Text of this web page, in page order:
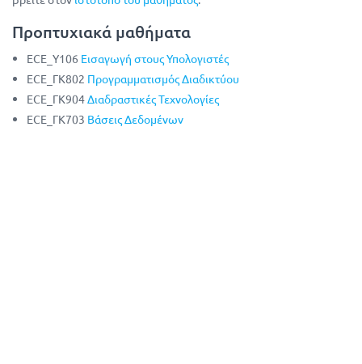
Προπτυχιακά μαθήματα
ECE_Y106 Εισαγωγή στους Υπολογιστές
ECE_ΓΚ802 Προγραμματισμός Διαδικτύου
ECE_ΓΚ904Διαδραστικές Τεχνολογίες
ECE_ΓK703 Βάσεις Δεδομένων